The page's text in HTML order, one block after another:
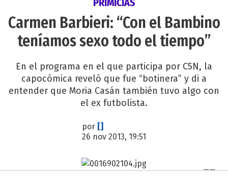
PRIMICIAS
Carmen Barbieri: “Con el Bambino
teníamos sexo todo el tiempo”
En el programa en el que participa por C5N, la
capocómica reveló que fue “botinera” y di a
entender que Moria Casán también tuvo algo con
el ex futbolista.
por []
26 nov 2013, 19:51